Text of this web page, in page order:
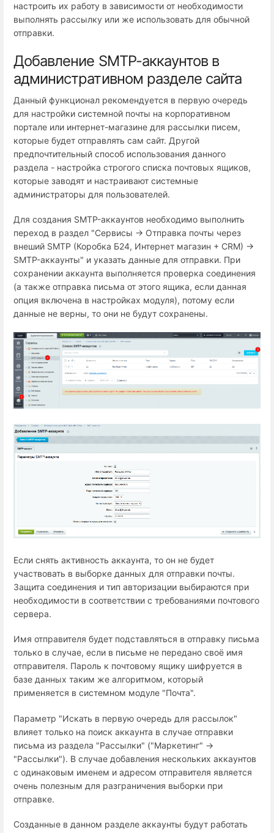
настроить их работу в зависимости от необходимости
выполнять рассылку или же использовать для обычной
отправки.
Добавление SMTP-аккаунтов в
административном разделе сайта
Данный функционал рекомендуется в первую очередь
для настройки системной почты на корпоративном
портале или интернет-магазине для рассылки писем,
которые будет отправлять сам сайт. Другой
предпочтительный способ использования данного
раздела - настройка строгого списка почтовых ящиков,
которые заводят и настраивают системные
администраторы для пользователей.
Для создания SMTP-аккаунтов необходимо выполнить
переход в раздел "Сервисы → Отправка почты через
внеший SMTP (Коробка Б24, Интернет магазин + СRM) →
SMTP-аккаунты" и указать данные для отправки. При
сохранении аккаунта выполняется проверка соединения
(а также отправка письма от этого ящика, если данная
опция включена в настройках модуля), потому если
данные не верны, то они не будут сохранены.
Если снять активность аккаунта, то он не будет
участвовать в выборке данных для отправки почты.
Защита соединения и тип авторизации выбираются при
необходимости в соответствии с требованиями почтового
сервера.
Имя отправителя будет подставляться в отправку письма
только в случае, если в письме не передано своё имя
отправителя. Пароль к почтовому ящику шифруется в
базе данных таким же алгоритмом, который
применяется в системном модуле "Почта".
Параметр "Искать в первую очередь для рассылок"
влияет только на поиск аккаунта в случае отправки
письма из раздела "Рассылки" ("Маркетинг" →
"Рассылки"). В случае добавления нескольких аккаунтов
с одинаковым именем и адресом отправителя является
очень полезным для разграничения выборки при
отправке.
Созданные в данном разделе аккаунты будут работать